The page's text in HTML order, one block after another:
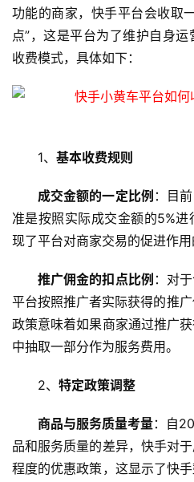
功能的商家，快手平台会收取
点”，这是平台为了维护自身
收费模式，具体如下：
1、 基本收费规则
成交金额的一定比例 ：目
准是按照实际成交金额的5%
现了平台对商家交易的促进作用
推广佣金的扣点比例 ：对
平台按照推广者实际获得的推
政策意味着如果商家通过推广
中抽取一部分作为服务费用。
2、 特定政策调整
商品与服务质量考量：自
品和服务质量的差异，快手对
程度的优惠政策，这显示了快